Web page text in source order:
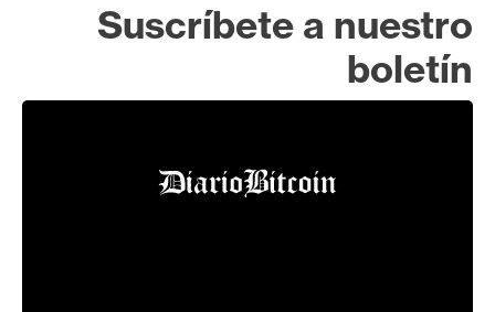
Suscríbete a nuestro
boletín